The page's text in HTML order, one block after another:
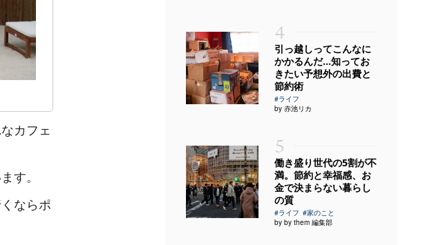
カフェ
す。
ならポ
4
引っ越しってこんなに
かかるんだ…知ってお
きたい予想外の出費と
節約術
#ライフ
by 赤池リカ
5
働き盛り世代の5割が不
満。節約と幸福感、お
金で決まらない暮らし
の質
#ライフ #家のこと
by by them 編集部